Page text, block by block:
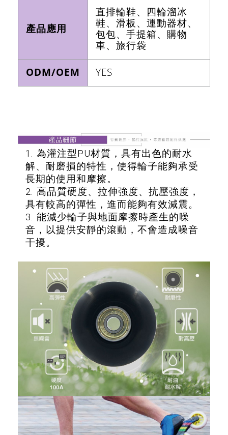
產品應用
直排輪鞋、四輪溜冰
鞋、滑板、運動器材、
包包、手提箱、購物
車、旅行袋
ODM/OEM YES
1. 為灌注型PU材質，具有出色的耐水
解、耐磨損的特性，使得輪子能夠承受
長期的使用和摩擦。
2. 高品質硬度、拉伸強度、抗壓強度，
具有較高的彈性，進而能夠有效減震。
3. 能減少輪子與地面摩擦時產生的噪
音，以提供安靜的滾動，不會造成噪音
干擾。